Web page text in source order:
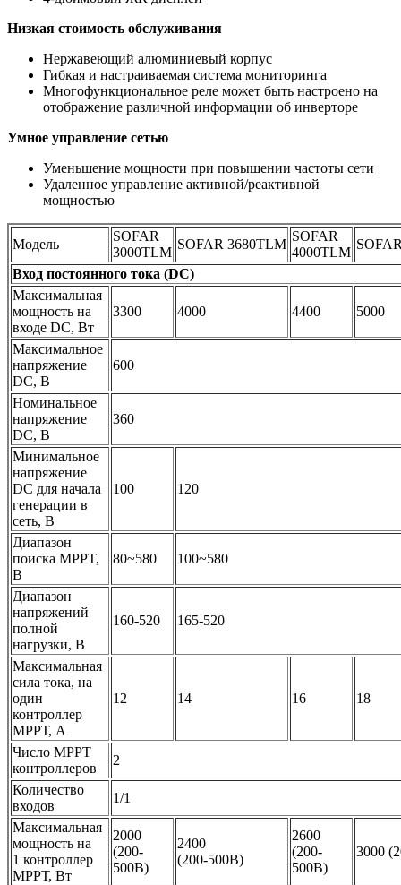
Низкая стоимость обслуживания
Нержавеющий алюминиевый корпус
Гибкая и настраиваемая система мониторинга
Многофункциональное реле может быть настроено на
отображение различной информации об инверторе
Умное управление сетью
Уменьшение мощности при повышении частоты сети
Удаленное управление активной/реактивной
мощностью
Модель
SOFAR
3000TLM
SOFAR 3680TLM
SOFAR
4000TLM
Вход постоянного тока (DC)
Максимальная
мощность на
входе DC, Вт
3300 4000 4400 5000
Максимальное
напряжение
DC, В
600
Номинальное
напряжение
DC, В
360
Минимальное
напряжение
DC для начала
генерации в
сеть, В
100 120
Диапазон
поиска MPPT,
В
80~580 100~580
Диапазон
напряжений
полной
нагрузки, В
160-520 165-520
Максимальная
сила тока, на
один
контроллер
МРРТ, А
12 14 16 18
Число MPPТ
контроллеров
2
Количество
входов
1/1
Максимальная
мощность на
1 контроллер
МРРТ, Вт
2000
(200-
500В)
2400
(200-500В)
2600
(200-
500В)
3000